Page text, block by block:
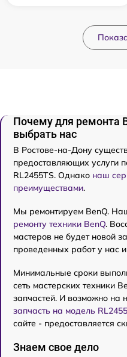
Почему для ремонта
выбрать нас
В Ростове-на-Дону
предоставляющих услуги
RL2455TS. Однако наш
преимуществами.
Мы ремонтируем BenQ.
ремонту техники BenQ.
мастеров не будет новой
проведенных работ у нас
Минимальные сроки
сеть мастерских техники
запчастей. И возможно на
запчасть на модель
сайте - предоставляется
Знаем свое дело